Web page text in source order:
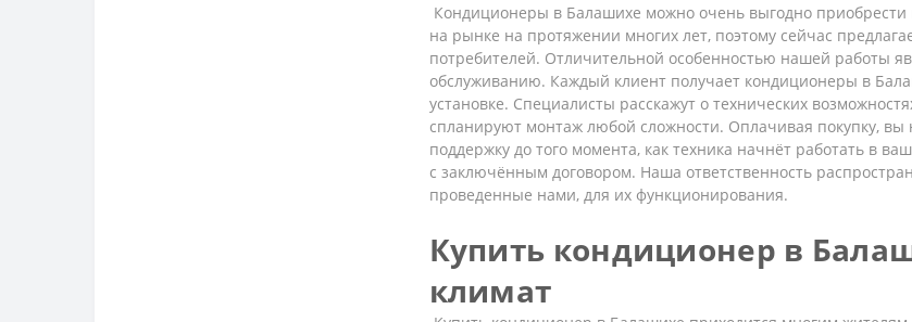
Кондиционеры в Балашихе можно очень выгодно
на рынке на протяжении многих лет, поэтому сейчас
потребителей. Отличительной особенностью нашей работы
обслуживанию. Каждый клиент получает кондиционеры в
установке. Специалисты расскажут о технических
спланируют монтаж любой сложности. Оплачивая покупку,
поддержку до того момента, как техника начнёт работать в
с заключённым договором. Наша ответственность
проведенные нами, для их функционирования.
Купить кондиционер в
климат